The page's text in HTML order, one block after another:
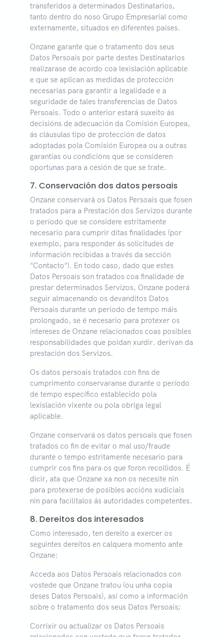
transferidos a determinados Destinatarios,
tanto dentro do noso Grupo Empresarial como
externamente, situados en diferentes países.
Onzane garante que o tratamento dos seus
Datos Persoais por parte destes Destinatarios
realizarase de acordo coa lexislación aplicable
e que se aplican as medidas de protección
necesarias para garantir a legalidade e a
seguridade de tales transferencias de Datos
Persoais. Todo o anterior estará suxeito ás
decisións de adecuación da Comisión Europea,
ás cláusulas tipo de protección de datos
adoptadas pola Comisión Europea ou a outras
garantías ou condicións que se consideren
oportunas para a cesión de que se trate.
7. Conservación dos datos persoais
Onzane conservará os Datos Persoais que fosen
tratados para a Prestación dos Servizos durante
o período que se considere estritamente
necesario para cumprir ditas finalidades (por
exemplo, para responder ás solicitudes de
información recibidas a través da sección
"Contacto"). En todo caso, dado que estes
Datos Persoais son tratados coa finalidade de
prestar determinados Servizos, Onzane poderá
seguir almacenando os devanditos Datos
Persoais durante un período de tempo máis
prolongado, se é necesario para protexer os
intereses de Onzane relacionados coas posibles
responsabilidades que poidan xurdir. derivan da
prestación dos Servizos.
Os datos persoais tratados con fins de
cumprimento conservaranse durante o período
de tempo específico establecido pola
lexislación vixente ou pola obriga legal
aplicable.
Onzane conservará os datos persoais que fosen
tratados co fin de evitar o mal uso/fraude
durante o tempo estritamente necesario para
cumprir cos fins para os que foron recollidos. É
dicir, ata que Onzane xa non os necesite nin
para protexerse de posibles accións xudiciais
nin para facilitalos ás autoridades competentes.
8. Dereitos dos interesados
Como interesado, ten dereito a exercer os
seguintes dereitos en calquera momento ante
Onzane:
Acceda aos Datos Persoais relacionados con
vostede que Onzane tratou (ou unha copia
deses Datos Persoais), así como a información
sobre o tratamento dos seus Datos Persoais;
Corrixir ou actualizar os Datos Persoais